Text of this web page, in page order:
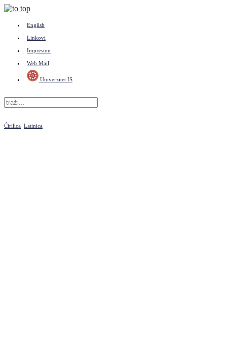
English
Linkovi
Impresum
Web Mail
Univerzitet IS
Ćirilica Latinica